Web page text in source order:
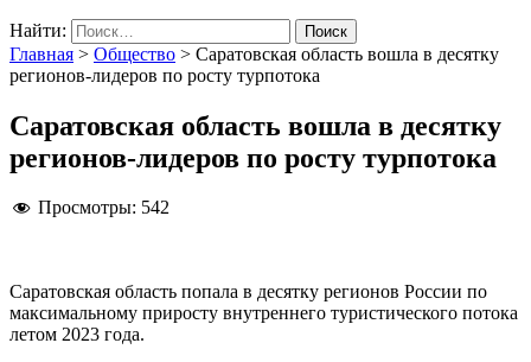
Найти:
Главная > Общество > Саратовская область вошла в десятку
регионов-лидеров по росту турпотока
Саратовская область вошла в десятку
регионов-лидеров по росту турпотока
Просмотры: 542
Саратовская область попала в десятку регионов России по
максимальному приросту внутреннего туристического потока
летом 2023 года.